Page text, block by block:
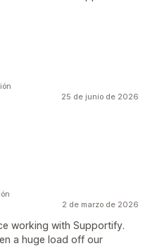
25 de junio de 2026
2 de marzo de 2026
working with Supportify.
a huge load off our